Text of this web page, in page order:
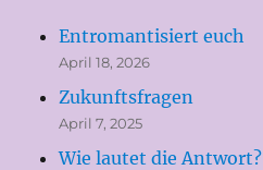
Entromantisiert euch
April 18, 2026
Zukunftsfragen
April 7, 2025
Wie lautet die Antwort?